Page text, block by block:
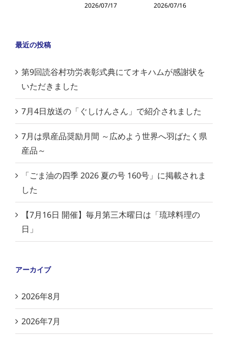
2026/07/17 2026/07/16
最近の投稿
第9回読谷村功労表彰式典にてオキハムが感謝状を
いただきました
7月4日放送の「ぐしけんさん」で紹介されました
7月は県産品奨励月間 ～広めよう世界へ羽ばたく県
産品～
「ごま油の四季 2026 夏の号 160号」に掲載されま
した
【7月16日 開催】毎月第三木曜日は「琉球料理の
日」
アーカイブ
2026年8月
2026年7月